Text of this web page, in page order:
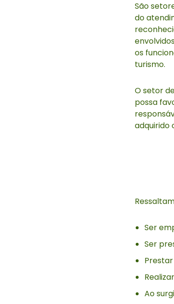
São
do
os
turismo.
O setor
possa
adquirido
Ser
Ser
Ao